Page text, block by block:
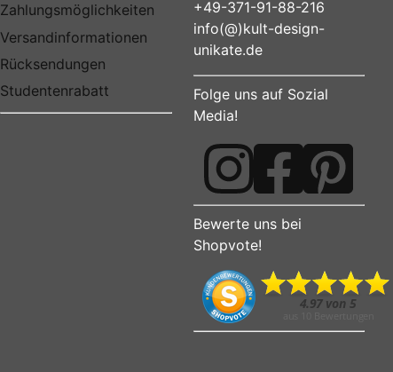
Zahlungsmöglichkeiten
Versandinformationen
Rücksendungen
Studentenrabatt
+49-371-91-88-216
info(@)kult-design-
unikate.de
Folge uns auf Sozial
Media!
Bewerte uns bei
Shopvote!